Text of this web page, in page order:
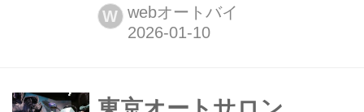
を搭載した電動二輪パーソナルコミュ
ーター「UC3」を、タイおよびベトナ
能を備えつつ、電動ならではの新しい
W webオートバイ